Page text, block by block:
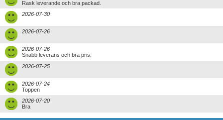
Rask leverande och bra packad.
2026-07-30
2026-07-26
2026-07-26
Snabb leverans och bra pris.
2026-07-25
2026-07-24
Toppen
2026-07-20
Bra